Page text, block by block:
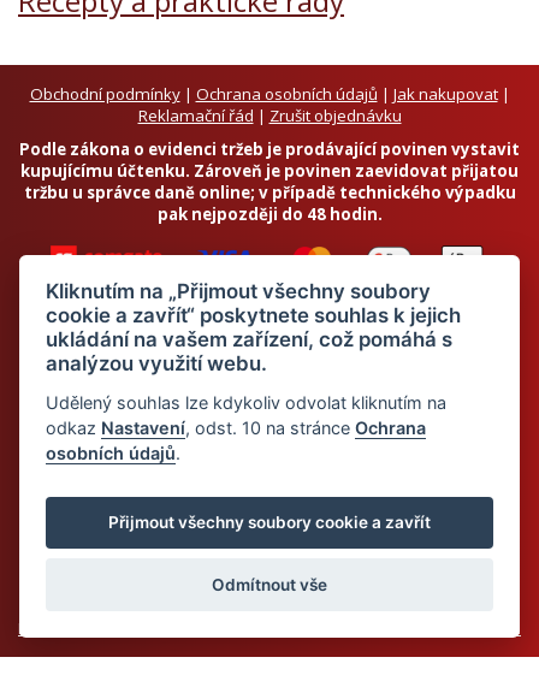
Obchodní podmínky| Ochrana osobních údajů | Jak nakupovat|
Reklamační řád | Zrušit objednávku
Podle zákona o evidenci tržeb je prodávající povinen vystavit
kupujícímu účtenku. Zároveň je povinen zaevidovat přijatou
tržbu u správce daně online; v případě technického výpadku
pak nejpozději do 48 hodin.
Chci odebírat newsletter
© 2026 Dietalegre - bílkovinná dieta pro zdravé hubnutí
Mapa stránek Crespo, s.r.o.
Kliknutím na „Přijmout všechny soubory
cookie a zavřít“ poskytnete souhlas k jejich
ukládání na vašem zařízení, což pomáhá s
analýzou využití webu.
Udělený souhlas lze kdykoliv odvolat kliknutím na
odkaz Nastavení, odst. 10 na stránceOchrana
osobních údajů.
Přijmout všechny soubory cookie a zavřít
Odmítnout vše